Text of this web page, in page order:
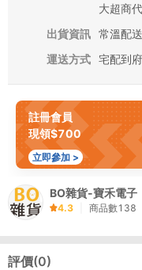
大超商
出貨資訊 常溫配
運送方式 宅配到府
註冊會員
現領$700
立即參加 >
BO雜貨-寶禾電子
4.3 商品數138
評價(0)